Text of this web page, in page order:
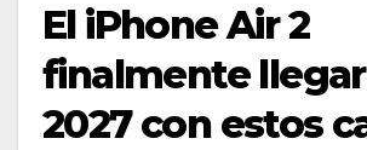
El iPhone Air 2
finalmente
2027 con estos